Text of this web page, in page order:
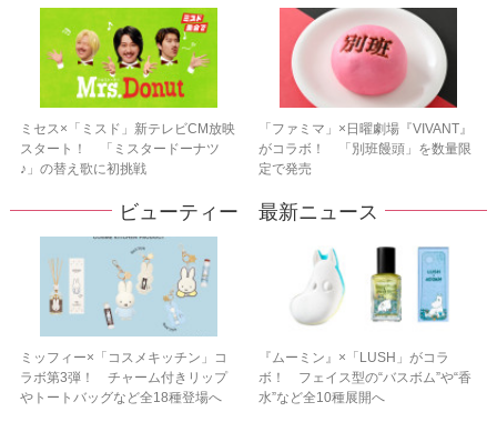
ミセス×「ミスド」新テレビCM放映
スタート！ 「ミスタードーナツ
♪」の替え歌に初挑戦
「ファミマ」×日曜劇場『VIVANT』
がコラボ！ 「別班饅頭」を数量限
定で発売
ビューティー 最新ニュース
ミッフィー×「コスメキッチン」コ
ラボ第3弾！ チャーム付きリップ
やトートバッグなど全18種登場へ
『ムーミン』×「LUSH」がコラ
ボ！ フェイス型の“バスボム”や“香
水”など全10種展開へ